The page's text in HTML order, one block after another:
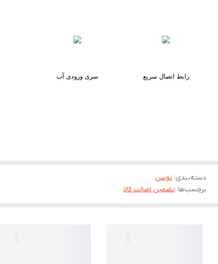
رابط اتصال سریع سری ورودی آب
دسته‌بندی: توسن
برچسب‌ها :تضمین اصالت کالا